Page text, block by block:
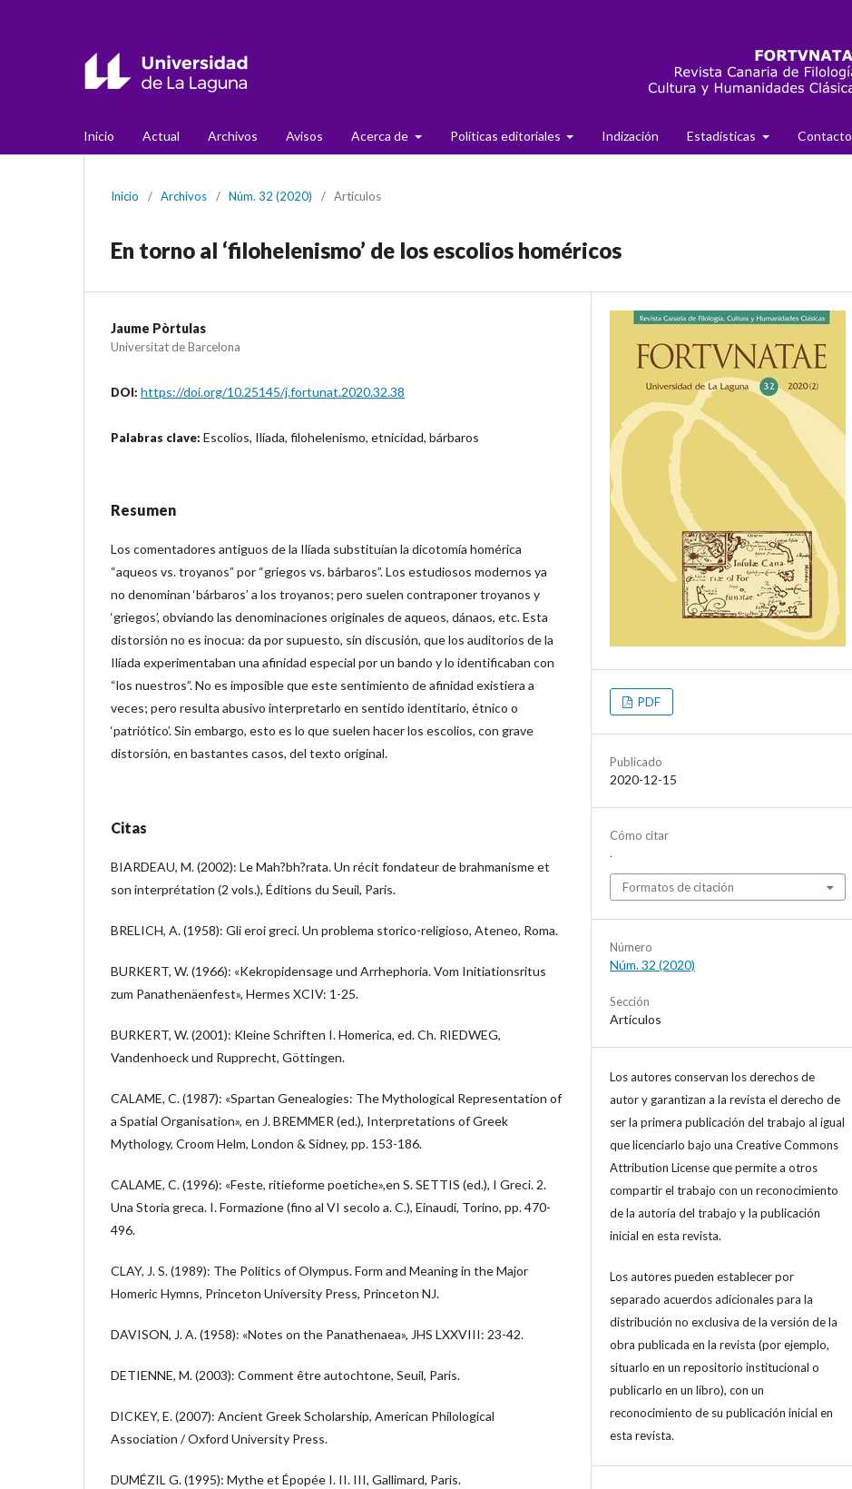
Inicio Actual Archivos Avisos Acerca de Políticas editoriales Indización Estadísticas Contacto
Inicio / Archivos / Núm. 32 (2020) / Artículos
En torno al ‘filohelenismo’ de los escolios homéricos
Jaume Pòrtulas
Universitat de Barcelona
DOI: https://doi.org/10.25145/j.fortunat.2020.32.38
Palabras clave: Escolios, Ilíada, filohelenismo, etnicidad, bárbaros
Resumen
Los comentadores antiguos de la Ilíada substituían la dicotomía homérica
“aqueos vs. troyanos” por “griegos vs. bárbaros”. Los estudiosos modernos ya
no denominan ‘bárbaros’ a los troyanos; pero suelen contraponer troyanos y
‘griegos’, obviando las denominaciones originales de aqueos, dánaos, etc. Esta
distorsión no es inocua: da por supuesto, sin discusión, que los auditorios de la
Ilíada experimentaban una afinidad especial por un bando y lo identificaban con
“los nuestros”. No es imposible que este sentimiento de afinidad existiera a
veces; pero resulta abusivo interpretarlo en sentido identitario, étnico o
‘patriótico’. Sin embargo, esto es lo que suelen hacer los escolios, con grave
distorsión, en bastantes casos, del texto original.
Citas
BIARDEAU, M. (2002): Le Mah?bh?rata. Un récit fondateur de brahmanisme et
son interprétation (2 vols.), Éditions du Seuil, Paris.
BRELICH, A. (1958): Gli eroi greci. Un problema storico-religioso, Ateneo, Roma.
BURKERT, W. (1966): «Kekropidensage und Arrhephoria. Vom Initiationsritus
zum Panathenäenfest», Hermes XCIV: 1-25.
BURKERT, W. (2001): Kleine Schriften I. Homerica, ed. Ch. RIEDWEG,
Vandenhoeck und Rupprecht, Göttingen.
CALAME, C. (1987): «Spartan Genealogies: The Mythological Representation of
a Spatial Organisation», en J. BREMMER (ed.), Interpretations of Greek
Mythology, Croom Helm, London & Sidney, pp. 153-186.
CALAME, C. (1996): «Feste, ritieforme poetiche»,en S. SETTIS (ed.), I Greci. 2.
Una Storia greca. I. Formazione (fino al VI secolo a. C.), Einaudi, Torino, pp. 470-
496.
CLAY, J. S. (1989): The Politics of Olympus. Form and Meaning in the Major
Homeric Hymns, Princeton University Press, Princeton NJ.
DAVISON, J. A. (1958): «Notes on the Panathenaea», JHS LXXVIII: 23-42.
DETIENNE, M. (2003): Comment être autochtone, Seuil, Paris.
DICKEY, E. (2007): Ancient Greek Scholarship, American Philological
Association / Oxford University Press.
DUMÉZIL G. (1995): Mythe et Épopée I. II. III, Gallimard, Paris.
PDF
Publicado
2020-12-15
Cómo citar
.
Formatos de citación
Número
Núm. 32 (2020)
Sección
Artículos
Los autores conservan los derechos de
autor y garantizan a la revista el derecho de
ser la primera publicación del trabajo al igual
que licenciarlo bajo una Creative Commons
Attribution License que permite a otros
compartir el trabajo con un reconocimiento
de la autoría del trabajo y la publicación
inicial en esta revista.
Los autores pueden establecer por
separado acuerdos adicionales para la
distribución no exclusiva de la versión de la
obra publicada en la revista (por ejemplo,
situarlo en un repositorio institucional o
publicarlo en un libro), con un
reconocimiento de su publicación inicial en
esta revista.